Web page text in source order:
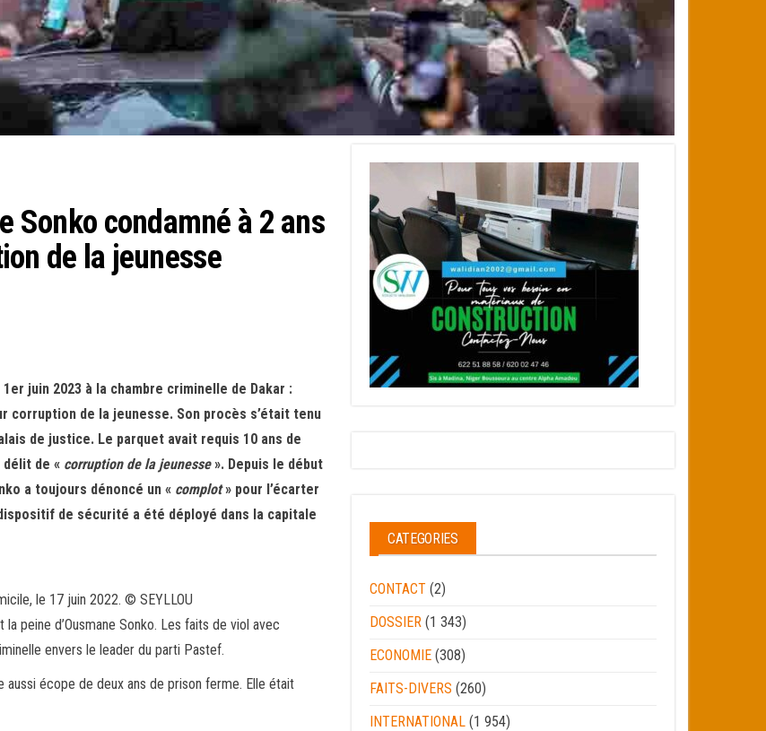
Sonko condamné à 2 ans
de la jeunesse
juin 2023 à la chambre criminelle de Dakar :
corruption de la jeunesse. Son procès s’était tenu
de justice. Le parquet avait requis 10 ans de
de « corruption de la jeunesse». Depuis le début
a toujours dénoncé un « complot» pour l’écarter
de sécurité a été déployé dans la capitale
le 17 juin 2022. © SEYLLOU
peine d’Ousmane Sonko. Les faits de viol avec
envers le leader du parti Pastef.
aussi écope de deux ans de prison ferme. Elle était
CATEGORIES
CONTACT (2)
DOSSIER (1 343)
ECONOMIE (308)
FAITS-DIVERS (260)
INTERNATIONAL (1 954)